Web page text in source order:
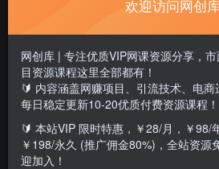
今天我要分享的是：
与国外影视相关的盈利项目，
欢迎访问网创
网创库 | 专注优质VIP网课资源分享，
目资源课程这里全部都有！
🔰 内容涵盖网赚项目、引流技术、电商
每日稳定更新10-20优质付费资源课程！
🔰 本站VIP 限时特惠，￥28/月，￥98/
￥198/永久 (推广佣金80%)，全站资源
迎加入！